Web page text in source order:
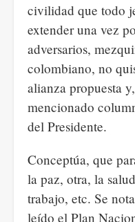
civilidad que todo
extender una vez
adversarios,
colombiano, no
alianza propuesta
mencionado
del Presidente.
Conceptúa, que
la paz, otra, la
trabajo, etc. Se
leído el Plan